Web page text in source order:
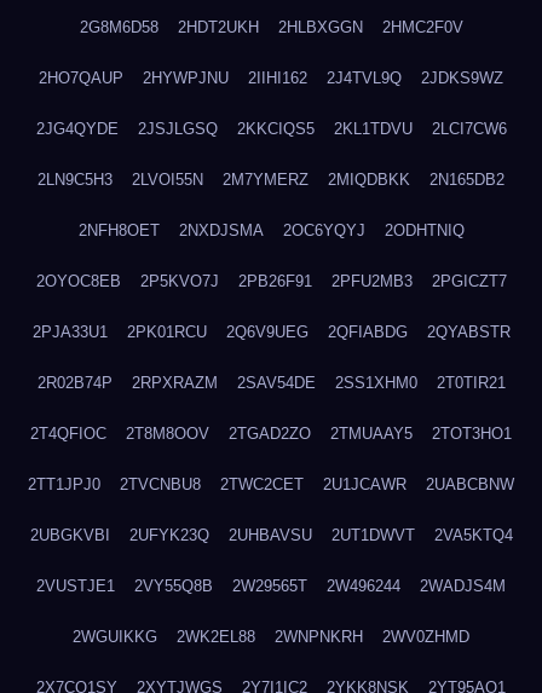
2G8M6D58 2HDT2UKH 2HLBXGGN 2HMC2F0V
2HO7QAUP 2HYWPJNU 2IIHI162 2J4TVL9Q 2JDKS9WZ
2JG4QYDE 2JSJLGSQ 2KKCIQS5 2KL1TDVU 2LCI7CW6
2LN9C5H3 2LVOI55N 2M7YMERZ 2MIQDBKK 2N165DB2
2NFH8OET 2NXDJSMA 2OC6YQYJ 2ODHTNIQ
2OYOC8EB 2P5KVO7J 2PB26F91 2PFU2MB3 2PGICZT7
2PJA33U1 2PK01RCU 2Q6V9UEG 2QFIABDG 2QYABSTR
2R02B74P 2RPXRAZM 2SAV54DE 2SS1XHM0 2T0TIR21
2T4QFIOC 2T8M8OOV 2TGAD2ZO 2TMUAAY5 2TOT3HO1
2TT1JPJ0 2TVCNBU8 2TWC2CET 2U1JCAWR 2UABCBNW
2UBGKVBI 2UFYK23Q 2UHBAVSU 2UT1DWVT 2VA5KTQ4
2VUSTJE1 2VY55Q8B 2W29565T 2W496244 2WADJS4M
2WGUIKKG 2WK2EL88 2WNPNKRH 2WV0ZHMD
2X7CQ1SY 2XYTJWGS 2Y7I1IC2 2YKK8NSK 2YT95AO1